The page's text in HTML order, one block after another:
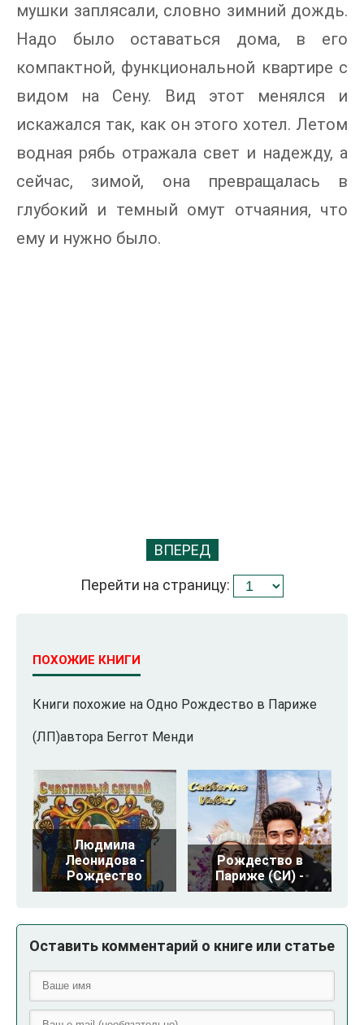
мушки заплясали, словно зимний дождь.
Надо было оставаться дома, в его
компактной, функциональной квартире с
видом на Сену. Вид этот менялся и
искажался так, как он этого хотел. Летом
водная рябь отражала свет и надежду, а
сейчас, зимой, она превращалась в
глубокий и темный омут отчаяния, что
ему и нужно было.
ВПЕРЕД
Перейти на страницу:
ПОХОЖИЕ КНИГИ
Книги похожие на Одно Рождество в Париже
(ЛП)автора Беггот Менди
Людмила
Леонидова -
Рождество
Рождество в
Париже (СИ) -
Оставить комментарий о книге или статье